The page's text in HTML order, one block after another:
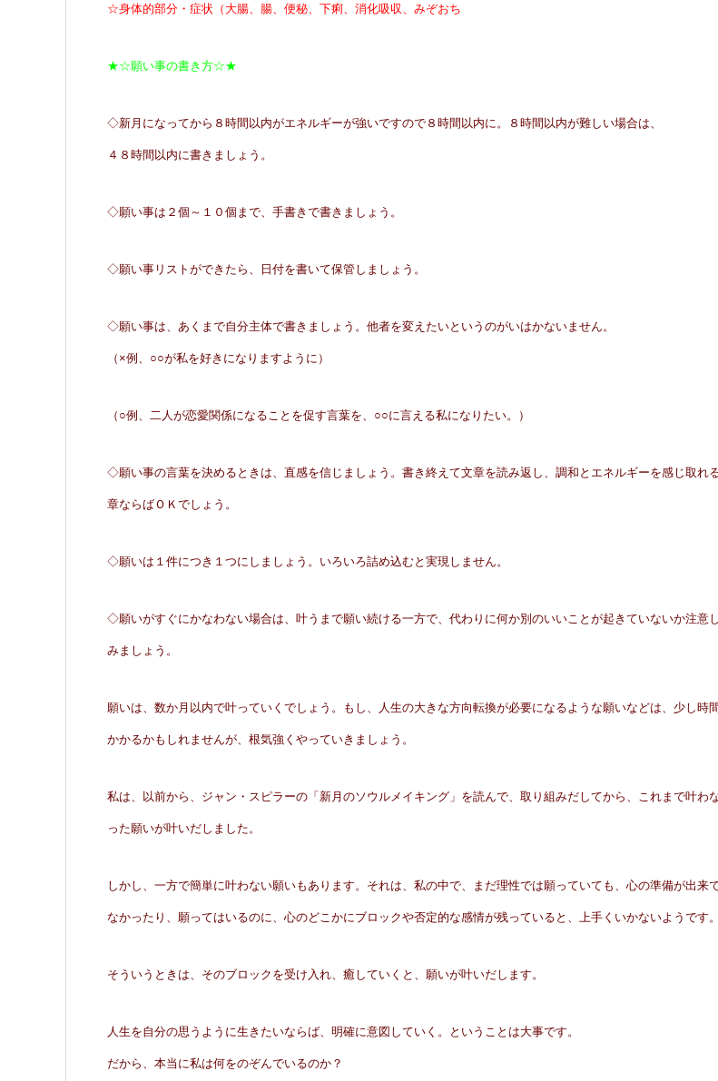
☆身体的部分・症状（大腸、腸、便秘、下痢、消化吸収、みぞおち
★☆願い事の書き方☆★
◇新月になってから８時間以内がエネルギーが強いですので８時間以内に。８時間以内が難しい場合は、
４８時間以内に書きましょう。
◇願い事は２個～１０個まで、手書きで書きましょう。
◇願い事リストができたら、日付を書いて保管しましょう。
◇願い事は、あくまで自分主体で書きましょう。他者を変えたいというのがいはかないません。
（×例、○○が私を好きになりますように）
（○例、二人が恋愛関係になることを促す言葉を、○○に言える私になりたい。）
◇願い事の言葉を決めるときは、直感を信じましょう。書き終えて文章を読み返し、調和とエネルギーを感じ取れ
章ならばＯＫでしょう。
◇願いは１件につき１つにしましょう。いろいろ詰め込むと実現しません。
◇願いがすぐにかなわない場合は、叶うまで願い続ける一方で、代わりに何か別のいいことが起きていないか注意
みましょう。
願いは、数か月以内で叶っていくでしょう。もし、人生の大きな方向転換が必要になるような願いなどは、少し時
かかるかもしれませんが、根気強くやっていきましょう。
私は、以前から、ジャン・スピラーの「新月のソウルメイキング」を読んで、取り組みだしてから、これまで叶わ
った願いが叶いだしました。
しかし、一方で簡単に叶わない願いもあります。それは、私の中で、まだ理性では願っていても、心の準備が出来
なかったり、願ってはいるのに、心のどこかにブロックや否定的な感情が残っていると、上手くいかないようです。
そういうときは、そのブロックを受け入れ、癒していくと、願いが叶いだします。
人生を自分の思うように生きたいならば、明確に意図していく。ということは大事です。
だから、本当に私は何をのぞんでいるのか？